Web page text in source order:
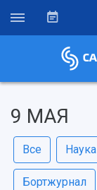
9 МАЯ
Все Наука
Бортжурнал